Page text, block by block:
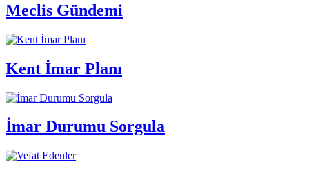
Meclis Gündemi
Kent İmar Planı
İmar Durumu Sorgula